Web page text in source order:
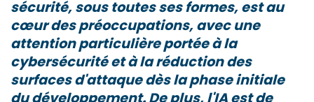
sécurité, sous toutes ses formes, est au
cœur des préoccupations, avec une
attention particulière portée à la
cybersécuritéet à la réduction des
surfaces d'attaque dès la phase initiale
du développement. De plus,l'IA est de